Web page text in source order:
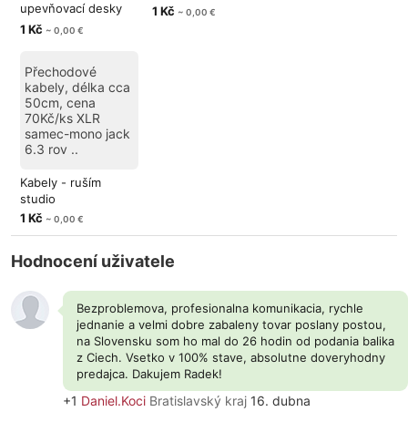
upevňovací desky
pro repro
1 Kč ~ 0,00 €
1 Kč ~ 0,00 €
Přechodové
kabely, délka cca
50cm, cena
70Kč/ks XLR
samec-mono jack
6.3 rov ..
Kabely - ruším
studio
1 Kč ~ 0,00 €
Hodnocení uživatele
Bezproblemova, profesionalna komunikacia, rychle
jednanie a velmi dobre zabaleny tovar poslany postou,
na Slovensku som ho mal do 26 hodin od podania balika
z Ciech. Vsetko v 100% stave, absolutne doveryhodny
predajca. Dakujem Radek!
+1 Daniel.Koci Bratislavský kraj 16. dubna